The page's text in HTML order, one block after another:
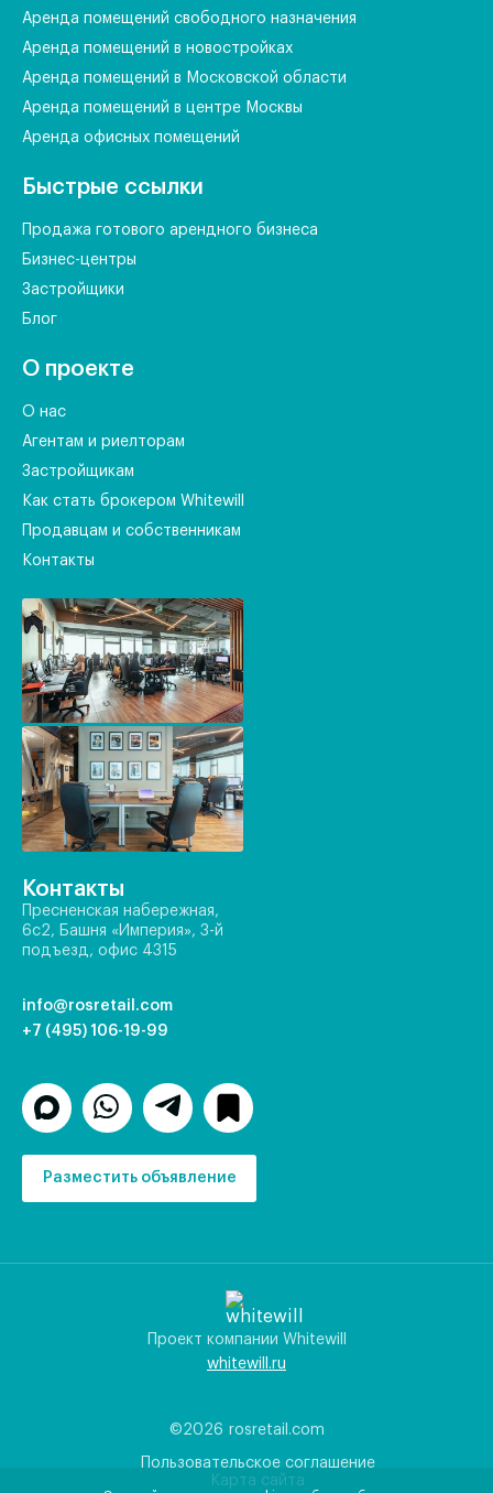
Аренда помещений свободного назначения
Аренда помещений в новостройках
Аренда помещений в Московской области
Аренда помещений в центре Москвы
Аренда офисных помещений
Быстрые ссылки
Продажа готового арендного бизнеса
Бизнес-центры
Застройщики
Блог
О проекте
О нас
Агентам и риелторам
Застройщикам
Как стать брокером Whitewill
Продавцам и собственникам
Контакты
Контакты
Пресненская набережная,
6с2, Башня «Империя», 3-й
подъезд, офис 4315
info@rosretail.com
+7 (495) 106-19-99
Разместить объявление
©2026 rosretail.com
Пользовательское соглашение
Карта сайта
Проект компании Whitewill
whitewill.ru